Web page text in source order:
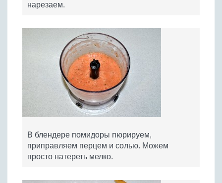
нарезаем.
В блендере помидоры пюрируем,
приправляем перцем и солью. Можем
просто натереть мелко.